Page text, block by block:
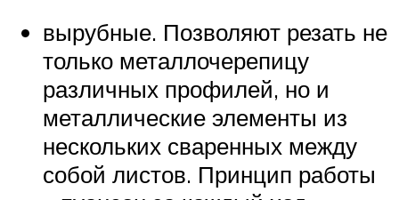
вырубные. Позволяют резать не
только металлочерепицу
различных профилей, но и
металлические элементы из
нескольких сваренных между
собой листов. Принцип работы